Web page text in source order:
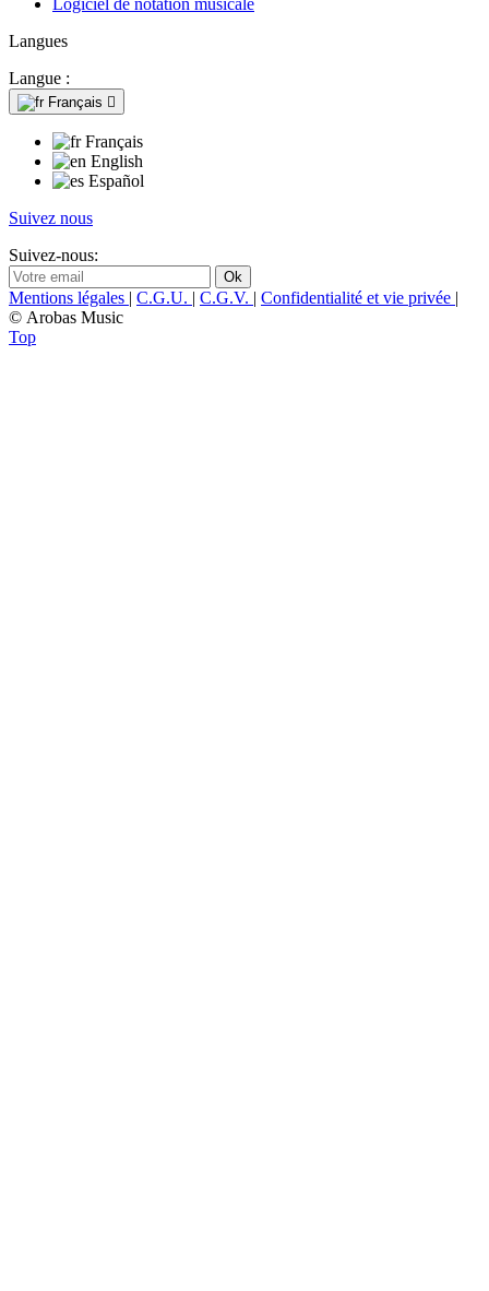
Langues
Langue :
Français 
Français
English
Español
Suivez nous
Suivez-nous:
Mentions légales | C.G.U. | C.G.V. | Confidentialité et vie privée |
© Arobas Music
Top